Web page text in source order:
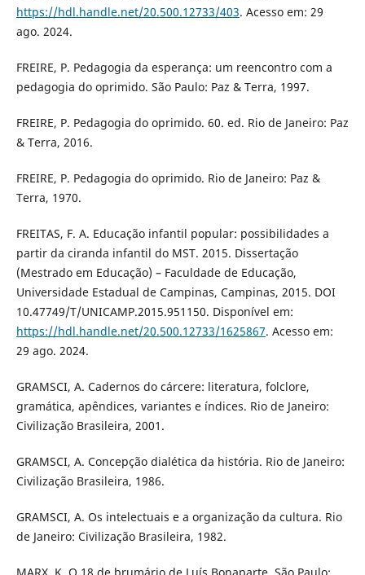
https://hdl.handle.net/20.500.12733/403. Acesso em: 29
ago. 2024.
FREIRE, P. Pedagogia da esperança: um reencontro com a
pedagogia do oprimido. São Paulo: Paz & Terra, 1997.
FREIRE, P. Pedagogia do oprimido. 60. ed. Rio de Janeiro: Paz
& Terra, 2016.
FREIRE, P. Pedagogia do oprimido. Rio de Janeiro: Paz &
Terra, 1970.
FREITAS, F. A. Educação infantil popular: possibilidades a
partir da ciranda infantil do MST. 2015. Dissertação
(Mestrado em Educação) – Faculdade de Educação,
Universidade Estadual de Campinas, Campinas, 2015. DOI
10.47749/T/UNICAMP.2015.951150. Disponível em:
https://hdl.handle.net/20.500.12733/1625867. Acesso em:
29 ago. 2024.
GRAMSCI, A. Cadernos do cárcere: literatura, folclore,
gramática, apêndices, variantes e índices. Rio de Janeiro:
Civilização Brasileira, 2001.
GRAMSCI, A. Concepção dialética da história. Rio de Janeiro:
Civilização Brasileira, 1986.
GRAMSCI, A. Os intelectuais e a organização da cultura. Rio
de Janeiro: Civilização Brasileira, 1982.